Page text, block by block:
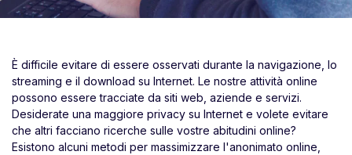
È difficile evitare di essere osservati durante la navigazione, lo
streaming e il download su Internet. Le nostre attività online
possono essere tracciate da siti web, aziende e servizi.
Desiderate una maggiore privacy su Internet e volete evitare
che altri facciano ricerche sulle vostre abitudini online?
Esistono alcuni metodi per massimizzare l'anonimato online,